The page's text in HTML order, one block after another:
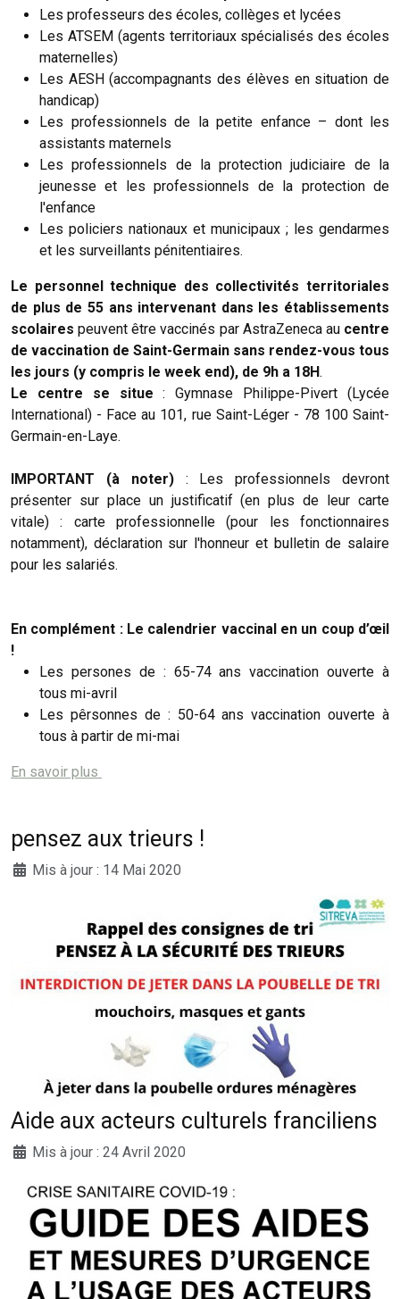
Les professeurs des écoles, collèges et lycées
Les ATSEM (agents territoriaux spécialisés des écoles
maternelles)
Les AESH (accompagnants des élèves en situation de
handicap)
Les professionnels de la petite enfance – dont les
assistants maternels
Les professionnels de la protection judiciaire de la
jeunesse et les professionnels de la protection de
l'enfance
Les policiers nationaux et municipaux ; les gendarmes
et les surveillants pénitentiaires.
Le personnel technique des collectivités territoriales
de plus de 55 ans intervenant dans les établissements
scolairespeuvent être vaccinés par AstraZeneca au centre
de vaccination de Saint-Germain sans rendez-vous tous
les jours (y compris le week end), de 9h a 18H.
Le centre se situe : Gymnase Philippe-Pivert (Lycée
International) - Face au 101, rue Saint-Léger - 78 100 Saint-
Germain-en-Laye.
IMPORTANT (à noter) : Les professionnels devront
présenter sur place un justificatif (en plus de leur carte
vitale) : carte professionnelle (pour les fonctionnaires
notamment), déclaration sur l'honneur et bulletin de salaire
pour les salariés.
En complément : Le calendrier vaccinal en un coup d’œil
!
Les persones de : 65-74 ans vaccination ouverte à
tous mi-avril
Les pêrsonnes de : 50-64 ans vaccination ouverte à
tous à partir de mi-mai
En savoir plus
pensez aux trieurs !
Mis à jour : 14 Mai 2020
Aide aux acteurs culturels franciliens
Mis à jour : 24 Avril 2020